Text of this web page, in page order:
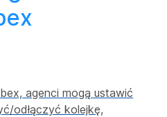
agenci mogą ustawić
odłączyć kolejkę,